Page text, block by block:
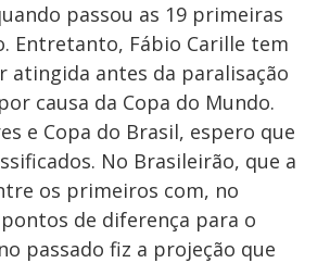
passou as 19 primeiras
Entretanto, Fábio Carille tem
atingida antes da paralisação
causa da Copa do Mundo.
e Copa do Brasil, espero que
No Brasileirão, que a
os primeiros com, no
de diferença para o
passado fiz a projeção que